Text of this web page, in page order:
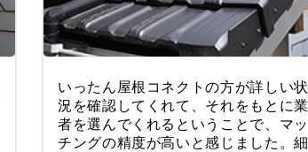
いったん屋根コネクトの方が詳しい状
況を確認してくれて、それをもとに業
者を選んでくれるということで、マッ
チングの精度が高いと感じました。細